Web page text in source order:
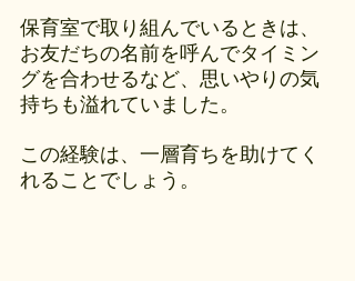
保育室で取り組んでいるときは、
お友だちの名前を呼んでタイミン
グを合わせるなど、思いやりの気
持ちも溢れていました。
この経験は、一層育ちを助けてく
れることでしょう。